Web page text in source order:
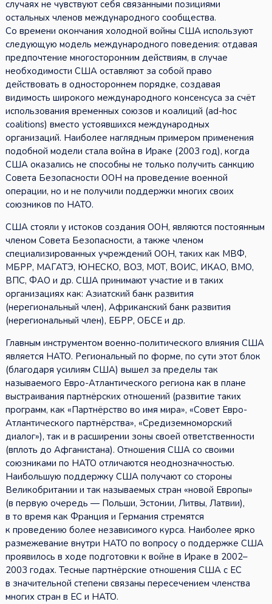
случаях не чувствуют себя связанными позициями
остальных членов международного сообщества.
Со времени окончания холодной войны США используют
следующую модель международного поведения: отдавая
предпочтение многосторонним действиям, в случае
необходимости США оставляют за собой право
действовать в одностороннем порядке, создавая
видимость широкого международного консенсуса за счёт
использования временных союзов и коалиций (ad-hoc
coalitions) вместо устоявшихся международных
организаций. Наиболее наглядным примером применения
подобной модели стала война в Ираке (2003 год), когда
США оказались не способны не только получить санкцию
Совета Безопасности ООН на проведение военной
операции, но и не получили поддержки многих своих
союзников по НАТО.
США стояли у истоков создания ООН, являются постоянным
членом Совета Безопасности, а также членом
специализированных учреждений ООН, таких как МВФ,
МБРР, МАГАТЭ, ЮНЕСКО, ВОЗ, МОТ, ВОИС, ИКАО, ВМО,
ВПС, ФАО и др. США принимают участие и в таких
организациях как: Азиатский банк развития
(нерегиональный член), Африканский банк развития
(нерегиональный член), ЕБРР, ОБСЕ и др.
Главным инструментом военно-политического влияния США
является НАТО. Региональный по форме, по сути этот блок
(благодаря усилиям США) вышел за пределы так
называемого Евро-Атлантического региона как в плане
выстраивания партнёрских отношений (развитие таких
программ, как «Партнёрство во имя мира», «Совет Евро-
Атлантического партнёрства», «Средиземноморский
диалог»), так и в расширении зоны своей ответственности
(вплоть до Афганистана). Отношения США со своими
союзниками по НАТО отличаются неоднозначностью.
Наибольшую поддержку США получают со стороны
Великобритании и так называемых стран «новой Европы»
(в первую очередь — Польши, Эстонии, Литвы, Латвии),
в то время как Франция и Германия стремятся
к проведению более независимого курса. Наиболее ярко
размежевание внутри НАТО по вопросу о поддержке США
проявилось в ходе подготовки к войне в Ираке в 2002–
2003 годах. Тесные партнёрские отношения США с ЕС
в значительной степени связаны пересечением членства
многих стран в ЕС и НАТО.